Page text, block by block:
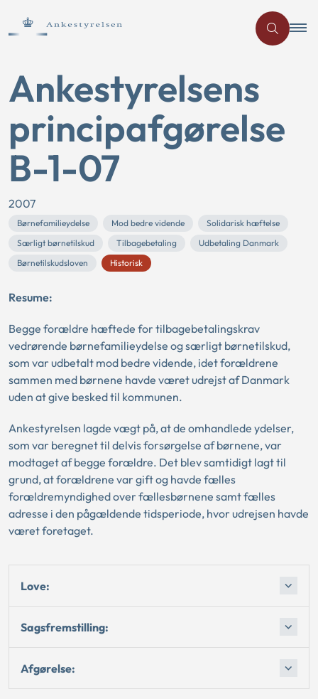
Ankestyrelsens
principafgørelse
B-1-07
2007
Børnefamilieydelse Mod bedre vidende
Solidarisk hæftelse
Særligt børnetilskud
Tilbagebetaling
Udbetaling Danmark
Børnetilskudsloven
Historisk
Resume:
Begge forældre hæftede for tilbagebetalingskrav
vedrørende børnefamilieydelse og særligt børnetilskud,
som var udbetalt mod bedre vidende, idet forældrene
sammen med børnene havde været udrejst af Danmark
uden at give besked til kommunen.
Ankestyrelsen lagde vægt på, at de omhandlede ydelser,
som var beregnet til delvis forsørgelse af børnene, var
modtaget af begge forældre. Det blev samtidigt lagt til
grund, at forældrene var gift og havde fælles
forældremyndighed over fællesbørnene samt fælles
adresse i den pågældende tidsperiode, hvor udrejsen havde
været foretaget.
Love:
Sagsfremstilling:
Afgørelse: